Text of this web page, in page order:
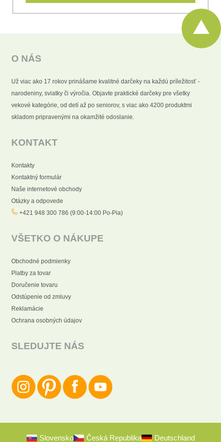
O NÁS
Už viac ako 17 rokov prinášame kvalitné darčeky na každú príležitosť -
narodeniny, sviatky či výročia. Objavte praktické darčeky pre všetky
vekové kategórie, od detí až po seniorov, s viac ako 4200 produktmi
skladom pripravenými na okamžité odoslanie.
KONTAKT
Kontakty
Kontaktný formulár
Naše internetové obchody
Otázky a odpovede
+421 948 300 786 (9:00-14:00 Po-Pia)
VŠETKO O NÁKUPE
Obchodné podmienky
Platby za tovar
Doručenie tovaru
Odstúpenie od zmluvy
Reklamácie
Ochrana osobných údajov
SLEDUJTE NÁS
Slovensko Česká Republika Deutschland